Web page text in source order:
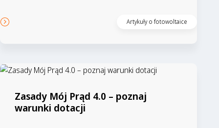
Artykuły o fotowoltaice
Zasady Mój Prąd 4.0 – poznaj
warunki dotacji